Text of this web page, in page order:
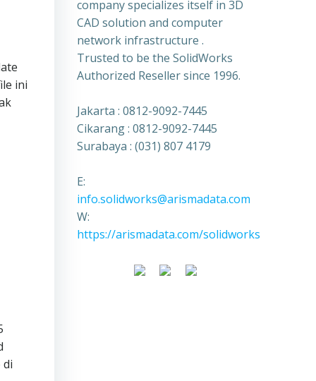
ini
di
company specializes itself in 3D
CAD solution and computer
network infrastructure .
Trusted to be the SolidWorks
Authorized Reseller since 1996.
Jakarta : 0812-9092-7445
Cikarang : 0812-9092-7445
Surabaya : (031) 807 4179
E:
info.solidworks@arismadata.com
W:
https://arismadata.com/solidworks